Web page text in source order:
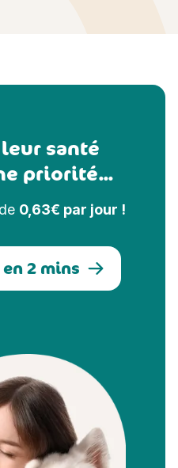
santé
priorité...
0,63€ par jour !
2 mins